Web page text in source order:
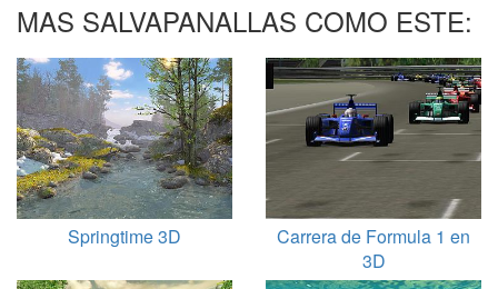
MAS SALVAPANALLAS COMO ESTE:
Springtime 3D
Carrera de Formula 1 en
3D